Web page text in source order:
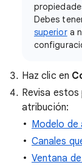
Debes
superiora
Haz clic en
Revisa
atribución:
Modelo de
Canales
Ventana